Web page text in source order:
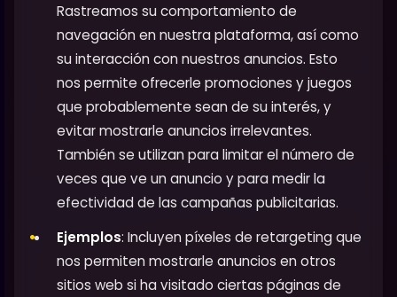
Rastreamos su comportamiento de
navegación en nuestra plataforma, así como
su interacción con nuestros anuncios. Esto
nos permite ofrecerle promociones y juegos
que probablemente sean de su interés, y
evitar mostrarle anuncios irrelevantes.
También se utilizan para limitar el número de
veces que ve un anuncio y para medir la
efectividad de las campañas publicitarias.
Ejemplos: Incluyen píxeles de retargeting que
nos permiten mostrarle anuncios en otros
sitios web si ha visitado ciertas páginas de